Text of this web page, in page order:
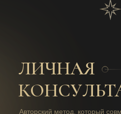
ЛИЧНАЯ
Авторский метод, который